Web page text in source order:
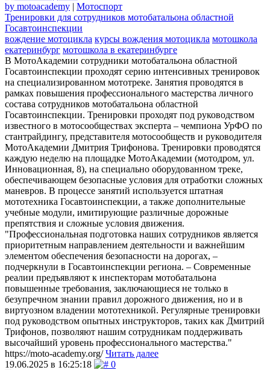
by motoacademy | Мотоспорт
Тренировки для сотрудников мотобатальона областной
Госавтоинспекции
вождение мотоцикла курсы вождения мотоцикла мотошкола
екатеринбург мотошкола в екатеринбурге
В МотоАкадемии сотрудники мотобатальона областной
Госавтоинспекции проходят серию интенсивных тренировок
на специализированном мототреке. Занятия проводятся в
рамках повышения профессионального мастерства личного
состава сотрудников мотобатальона областной
Госавтоинспекции. Тренировки проходят под руководством
известного в мотосообществах эксперта – чемпиона УрФО по
стантрайдингу, представителя мотосообществ и руководителя
МотоАкадемии Дмитрия Трифонова. Тренировки проводятся
каждую неделю на площадке МотоАкадемии (мотодром, ул.
Инновационная, 8), на специально оборудованном треке,
обеспечивающем безопасные условия для отработки сложных
маневров. В процессе занятий используется штатная
мототехника Госавтоинспекции, а также дополнительные
учебные модули, имитирующие различные дорожные
препятствия и сложные условия движения.
"Профессиональная подготовка наших сотрудников является
приоритетным направлением деятельности и важнейшим
элементом обеспечения безопасности на дорогах, –
подчеркнули в Госавтоинспекции региона. – Современные
реалии предъявляют к инспекторам мотобатальона
повышенные требования, заключающиеся не только в
безупречном знании правил дорожного движения, но и в
виртуозном владении мототехникой. Регулярные тренировки
под руководством опытных инструкторов, таких как Дмитрий
Трифонов, позволяют нашим сотрудникам поддерживать
высочайший уровень профессионального мастерства."
https://moto-academy.org/Читать далее
19.06.2025 в 16:25:18
0